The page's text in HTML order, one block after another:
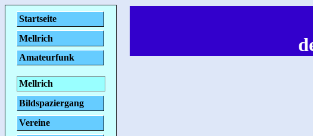
Startseite
Mellrich
Amateurfunk
Mellrich
Bildspaziergang
Vereine